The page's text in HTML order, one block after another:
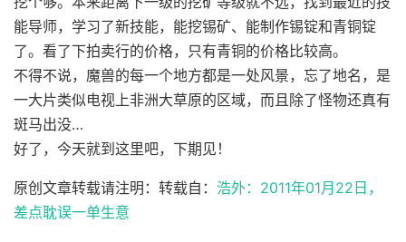
能导师，学习了新技能，能挖锡矿、能制作锡锭和青铜锭
了。看了下拍卖行的价格，只有青铜的价格比较高。
不得不说，魔兽的每一个地方都是一处风景，忘了地名，是
一大片类似电视上非洲大草原的区域，而且除了怪物还真有
斑马出没…
好了，今天就到这里吧，下期见！
原创文章转载请注明：转载自： 浩外：2011年01月22日，
差点耽误一单生意